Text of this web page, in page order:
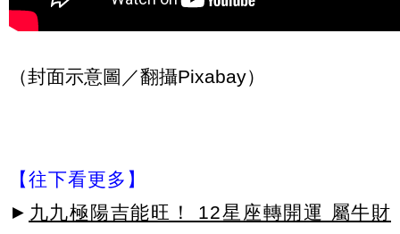
（封面示意圖／翻攝Pixabay）
【往下看更多】
► 九九極陽吉能旺！ 12星座轉開運 屬牛財